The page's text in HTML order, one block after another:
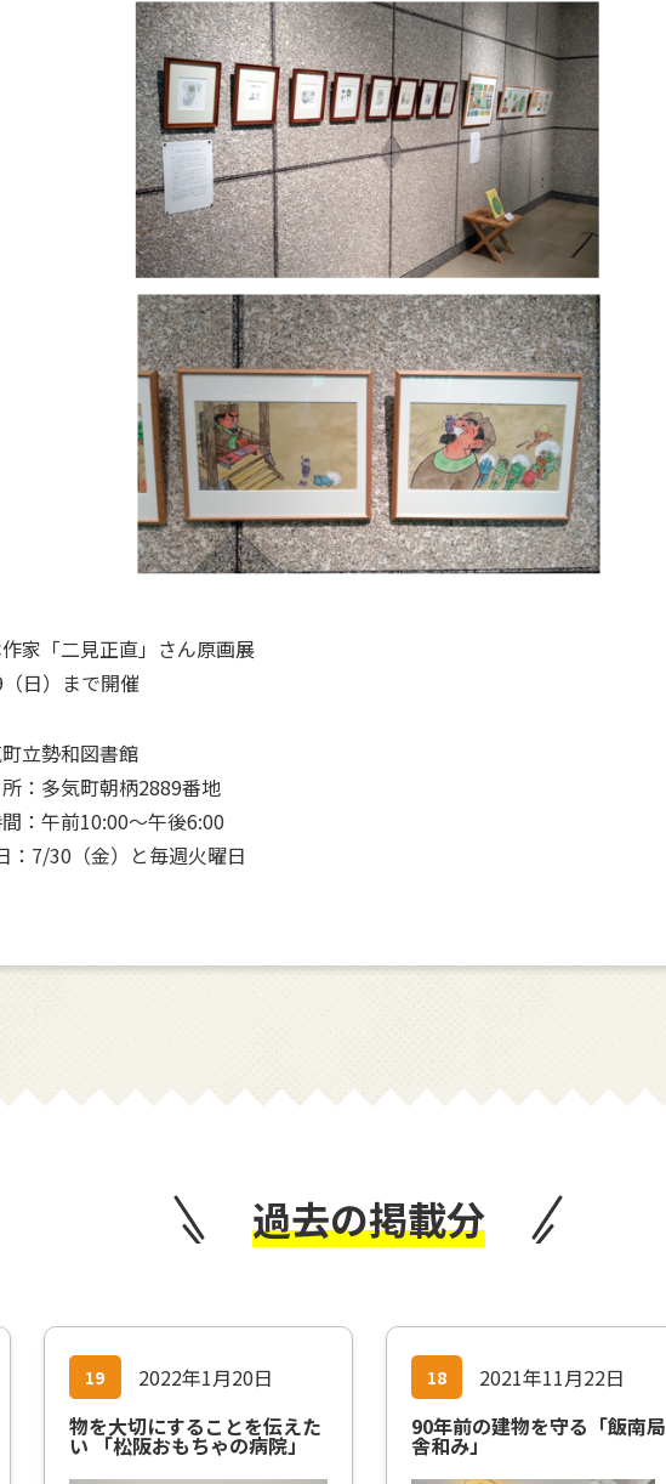
家「二見正直」さん原画展
日）まで開催
立勢和図書館
多気町朝柄2889番地
：午前10:00～午後6:00
：7/30（金）と毎週火曜日
過去の掲載分
19
2022年1月20日
物を大切にすることを伝えた
い 「松阪おもちゃの病院」
18
2021年11月22日
90年前の建物を守る「飯南局
舎和み」